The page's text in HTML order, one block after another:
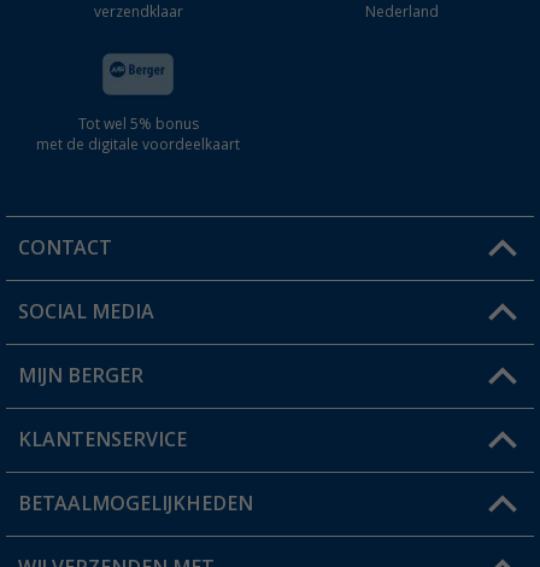
verzendklaar
Nederland
Tot wel 5% bonus
met de digitale voordeelkaart
CONTACT
Een vraag?
Winkel vinden
SOCIAL MEDIA
MIJN BERGER
Mijn account
Status bestelling
KLANTENSERVICE
FAQ & Contact
Verzendinformatie
BETAALMOGELIJKHEDEN